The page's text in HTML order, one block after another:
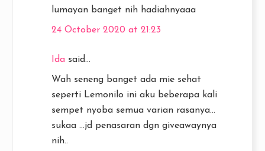
lumayan banget nih hadiahnyaaa
24 October 2020 at 21:23
Ida said...
Wah seneng banget ada mie sehat
seperti Lemonilo ini aku beberapa kali
sempet nyoba semua varian rasanya...
sukaa ...jd penasaran dgn giveawaynya
nih..